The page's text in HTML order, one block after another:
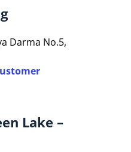
Darma No.5,
Lake –